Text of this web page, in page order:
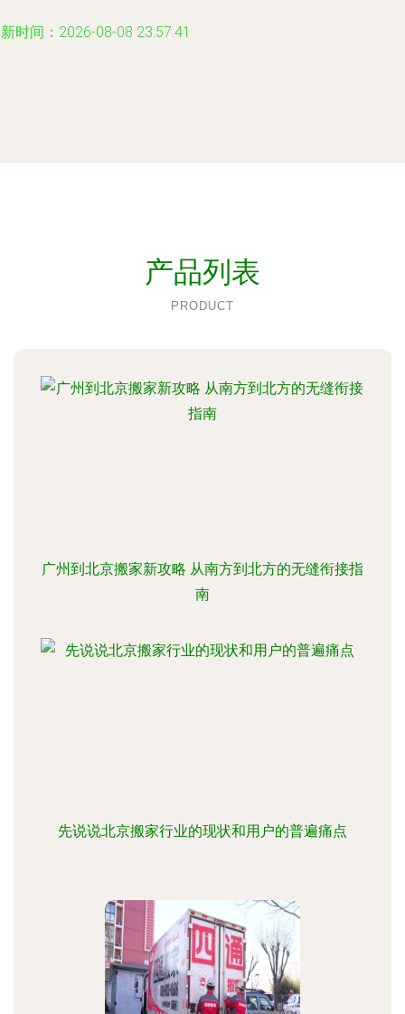
时间：2026-08-08 23:57:41
产品列表
PRODUCT
广州到北京搬家新攻略 从南方到北方的无缝衔接指
南
先说说北京搬家行业的现状和用户的普遍痛点